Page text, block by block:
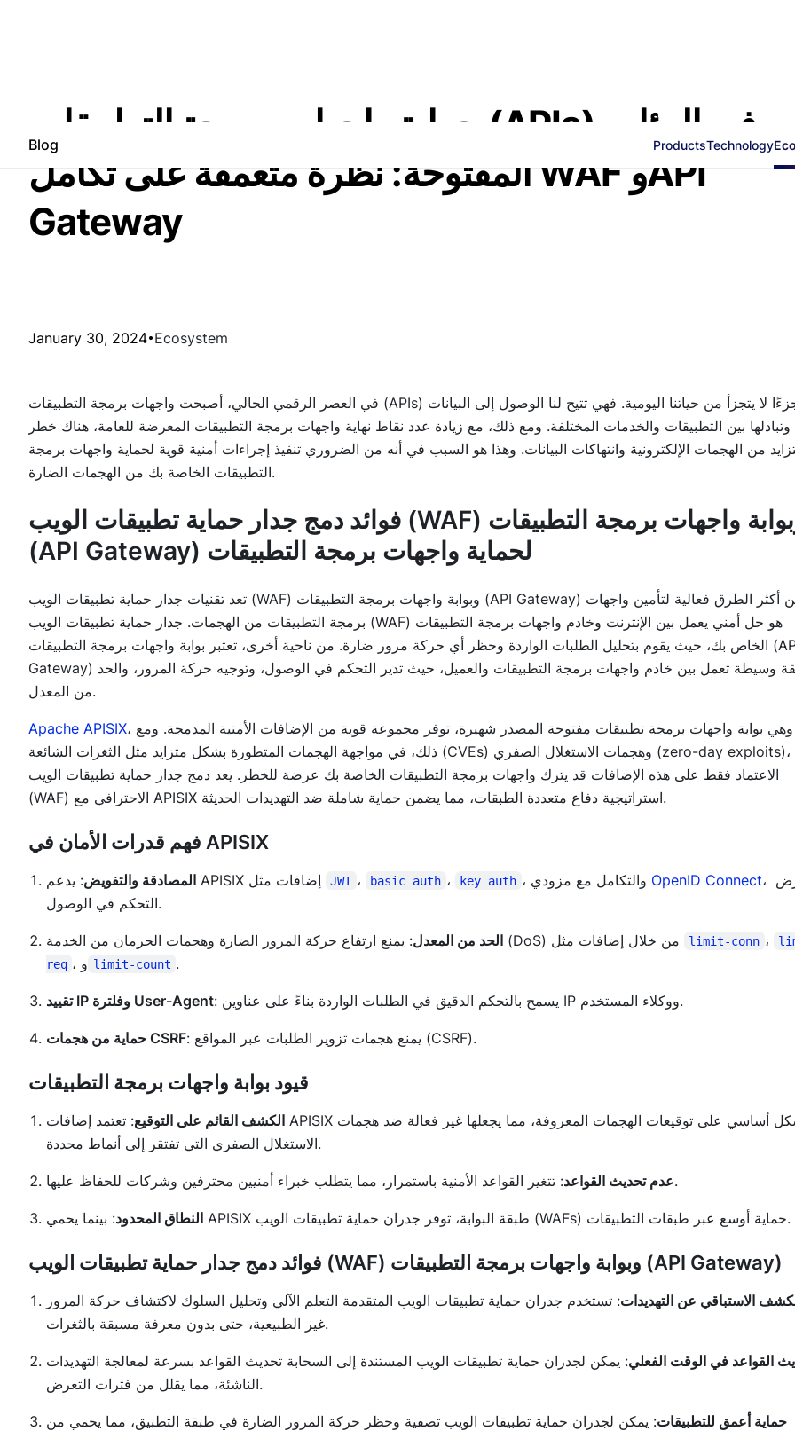
Blog ProductsTechnology
حماية واجهات برمجة التطبيقات (APIs) في البيئات
المفتوحة: نظرة متعمقة على تكامل WAF وAPI
Gateway
January 30, 2024 Ecosystem
في العصر الرقمي الحالي، أصبحت واجهات برمجة التطبيقات (APIs) جزءًا لا يتجزأ من حياتنا اليومية. فهي تتيح لنا الوصول إلى البيانات
وتبادلها بين التطبيقات والخدمات المختلفة. ومع ذلك، مع زيادة عدد نقاط نهاية واجهات برمجة التطبيقات المعرضة للعامة، هناك خطر
من الهجمات الإلكترونية وانتهاكات البيانات. وهذا هو السبب في أنه من الضروري تنفيذ إجراءات أمنية قوية لحماية واجهات برمجة
التطبيقات الخاصة بك من الهجمات الضارة.
فوائد دمج جدار حماية تطبيقات الويب (WAF) وبوابة واجهات برمجة التطبيقات
(API Gateway) لحماية واجهات برمجة التطبيقات
تعد تقنيات جدار حماية تطبيقات الويب (WAF) وبوابة واجهات برمجة التطبيقات (API Gateway) من أكثر الطرق فعالية لتأمين واجهات
برمجة التطبيقات من الهجمات. جدار حماية تطبيقات الويب (WAF) هو حل أمني يعمل بين الإنترنت وخادم واجهات برمجة التطبيقات
الخاص بك، حيث يقوم بتحليل الطلبات الواردة وحظر أي حركة مرور ضارة. من ناحية أخرى، تعتبر بوابة واجهات برمجة التطبيقات (API
Gateway) طبقة وسيطة تعمل بين خادم واجهات برمجة التطبيقات والعميل، حيث تدير التحكم في الوصول، وتوجيه حركة المرور، والحد
من المعدل.
Apache APISIX، وهي بوابة واجهات برمجة تطبيقات مفتوحة المصدر شهيرة، توفر مجموعة قوية من الإضافات الأمنية المدمجة. ومع
ذلك، في مواجهة الهجمات المتطورة بشكل متزايد مثل الثغرات الشائعة (CVEs) وهجمات الاستغلال الصفري (zero-day exploits)، فإن
الاعتماد فقط على هذه الإضافات قد يترك واجهات برمجة التطبيقات الخاصة بك عرضة للخطر. يعد دمج جدار حماية تطبيقات الويب
(WAF) الاحترافي مع APISIX استراتيجية دفاع متعددة الطبقات، مما يضمن حماية شاملة ضد التهديدات الحديثة.
فهم قدرات الأمان في APISIX
المصادقة والتفويض JWT ، basic auth ، key auth OpenID Connect، لفرض
التحكم في الوصول.
الحد من المعدل limit-conn ،
req
، و limit-count .
تقييد IP وفلترة User-Agent : يسمح بالتحكم الدقيق في الطلبات الواردة بناءً على عناوين IP ووكلاء المستخدم.
حماية من هجمات CSRF : يمنع هجمات تزوير الطلبات عبر المواقع (CSRF).
قيود بوابة واجهات برمجة التطبيقات
الكشف القائم على التوقيع: تعتمد إضافات APISIX بشكل أساسي على توقيعات الهجمات المعروفة، مما يجعلها غير فعالة ضد هجمات
الاستغلال الصفري التي تفتقر إلى أنماط محددة.
عدم تحديث القواعد: تتغير القواعد الأمنية باستمرار، مما يتطلب خبراء أمنيين محترفين وشركات للحفاظ عليها.
النطاق المحدود : بينما يحمي APISIX طبقة البوابة، توفر جدران حماية تطبيقات الويب (WAFs) حماية أوسع عبر طبقات التطبيقات.
فوائد دمج جدار حماية تطبيقات الويب (WAF) وبوابة واجهات برمجة التطبيقات (API Gateway)
الاستباقي عن التهديدات: تستخدم جدران حماية تطبيقات الويب المتقدمة التعلم الآلي وتحليل السلوك لاكتشاف حركة المرور
غير الطبيعية، حتى بدون معرفة مسبقة بالثغرات.
القواعد في الوقت الفعلي: يمكن لجدران حماية تطبيقات الويب المستندة إلى السحابة تحديث القواعد بسرعة لمعالجة التهديدات
الناشئة، مما يقلل من فترات التعرض.
حماية أعمق للتطبيقات: يمكن لجدران حماية تطبيقات الويب تصفية وحظر حركة المرور الضارة في طبقة التطبيق، مما يحمي من